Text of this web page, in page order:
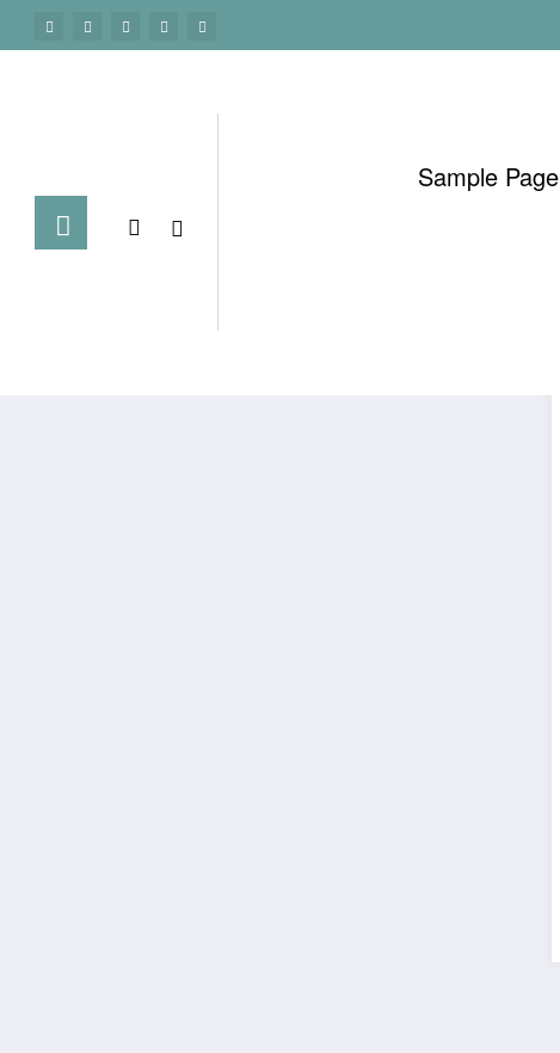
Sample Page
تنزيل الاموال هل يقلب ورق